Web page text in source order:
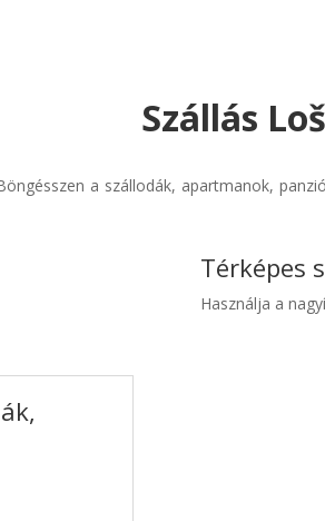
Szállás
a szállodák, apartmanok,
Térképes
Használja a